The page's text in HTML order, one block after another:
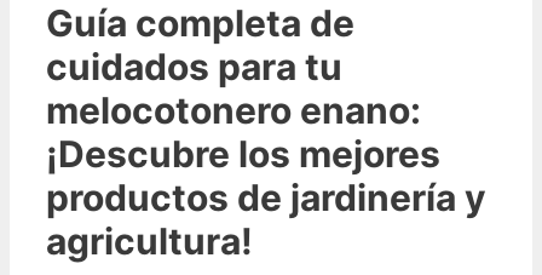
Guía completa de
cuidados para tu
melocotonero enano:
¡Descubre los mejores
productos de jardinería y
agricultura!